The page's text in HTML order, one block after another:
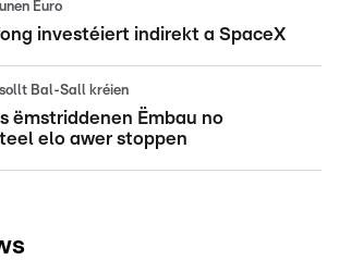
Euro
investéiert indirekt a SpaceX
Bal-Sall kréien
ëmstriddenen Ëmbau no
elo awer stoppen